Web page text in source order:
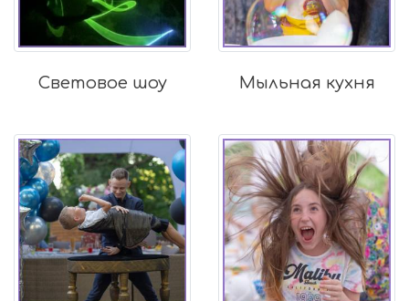
Световое шоу Мыльная кухня